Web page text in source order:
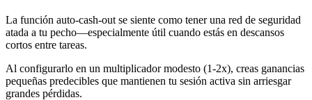
La función auto‑cash‑out se siente como tener una red de seguridad
atada a tu pecho—especialmente útil cuando estás en descansos
cortos entre tareas.
Al configurarlo en un multiplicador modesto (1‑2x), creas ganancias
pequeñas predecibles que mantienen tu sesión activa sin arriesgar
grandes pérdidas.